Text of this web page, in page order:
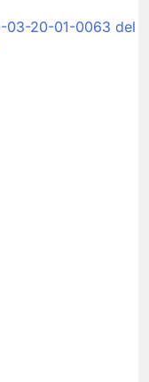
03-20-01-0063 del